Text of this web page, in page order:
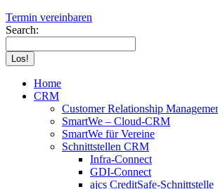
Termin vereinbaren
Search:
Home
CRM
Customer Relationship
SmartWe – Cloud-CRM
SmartWe für Vereine
Schnittstellen CRM
Infra-Connect
GDI-Connect
ajcs CreditSafe-Schnittstelle